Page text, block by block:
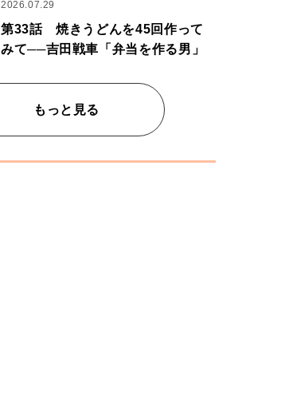
2026.07.29
第33話 焼きうどんを45回作って
みて──吉田戦車「弁当を作る男」
もっと見る